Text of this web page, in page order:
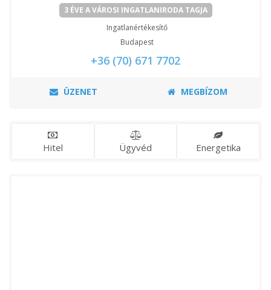
3 ÉVE A VÁROSI INGATLANIRODA TAGJA
Ingatlanértékesítő
Budapest
+36 (70) 671 7702
ÜZENET MEGBÍZOM
Hitel Ügyvéd Energetika